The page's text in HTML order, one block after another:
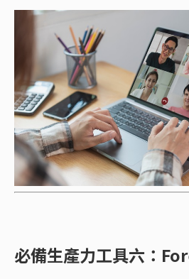
必備生產力工具六：